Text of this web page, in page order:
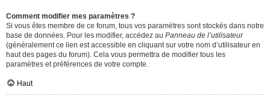
Comment modifier mes paramètres ?
Si vous êtes membre de ce forum, tous vos paramètres sont stockés dans notre
base de données. Pour les modifier, accédez au Panneau de l’utilisateur
(généralement ce lien est accessible en cliquant sur votre nom d’utilisateur en
haut des pages du forum). Cela vous permettra de modifier tous les
paramètres et préférences de votre compte.
Haut